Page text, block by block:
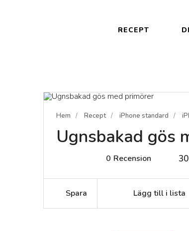
RECEPT
Hem Recept iPhone standard
Ugnsbakad gös
0 Recension
Spara Lägg till i lista